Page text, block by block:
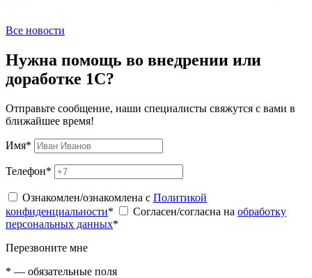
Все новости
Нужна помощь во внедрении или
доработке 1С?
Отправьте сообщение, наши специалисты свяжутся с вами в
ближайшее время!
Имя*
Телефон*
Ознакомлен/ознакомлена с Политикой
конфиденциальности* Согласен/согласна на обработку
персональных данных*
Перезвоните мне
* — обязательные поля